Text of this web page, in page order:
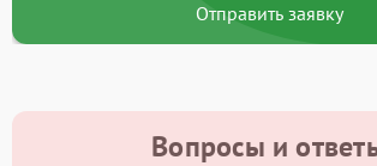
Отправить заявку
Вопросы и